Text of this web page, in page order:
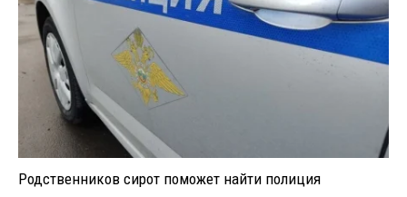
Родственников сирот поможет найти полиция